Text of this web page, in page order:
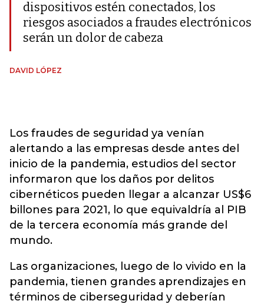
dispositivos estén conectados, los
riesgos asociados a fraudes electrónicos
serán un dolor de cabeza
DAVID LÓPEZ
Los fraudes de seguridad ya venían
alertando a las empresas desde antes del
inicio de la pandemia, estudios del sector
informaron que los daños por delitos
cibernéticos pueden llegar a alcanzar US$6
billones para 2021, lo que equivaldría al PIB
de la tercera economía más grande del
mundo.
Las organizaciones, luego de lo vivido en la
pandemia, tienen grandes aprendizajes en
términos de ciberseguridad y deberían